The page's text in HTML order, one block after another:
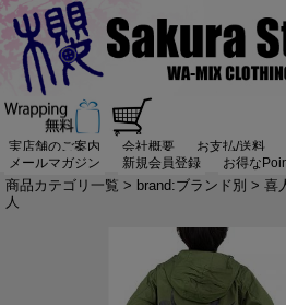
実店舗のご案内 会社概要 お支払/送料
メールマガジン
新規会員登録 お得な
商品カテゴリ一覧 > brand:ブランド別 > 喜
人